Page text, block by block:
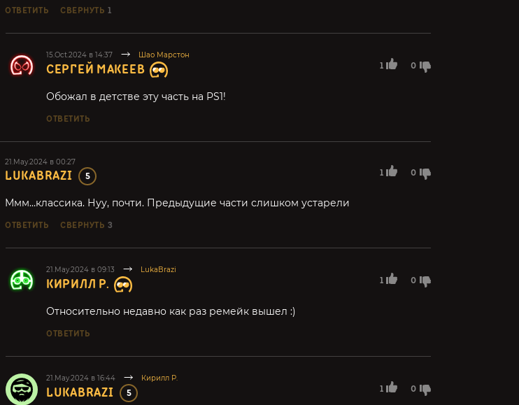
ОТВЕТИТЬ СВЕРНУТЬ 1
15.Oct.2024 в 14:37 Шао Марстон
СЕРГЕЙ МАКЕЕВ 1 0
Обожал в детстве эту часть на PS1!
ОТВЕТИТЬ
21.May.2024 в 00:27
LUKABRAZI 5 1 0
Ммм…классика. Нуу, почти. Предыдущие части слишком устарели
ОТВЕТИТЬ СВЕРНУТЬ 3
21.May.2024 в 09:13 LukaBrazi
КИРИЛЛ Р. 1 0
Относительно недавно как раз ремейк вышел :)
ОТВЕТИТЬ
21.May.2024 в 16:44 Кирилл Р.
LUKABRAZI 5 1 0